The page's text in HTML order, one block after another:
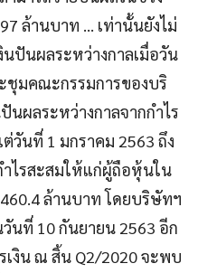
ล้านบาท … เท่านั้นยังไม่
ปันผลระหว่างกาลเมื่อวัน
ชุมคณะกรรมการของบริ
ผลระหว่างกาลจากกำไร
วันที่ 1 มกราคม 2563 ถึง
ไรสะสมให้แก่ผู้ถือหุ้นใน
ล้านบาท โดยบริษัทฯ
นที่ 10 กันยายน 2563 อีก
เงิน ณ สิ้น Q2/2020 จะพบ